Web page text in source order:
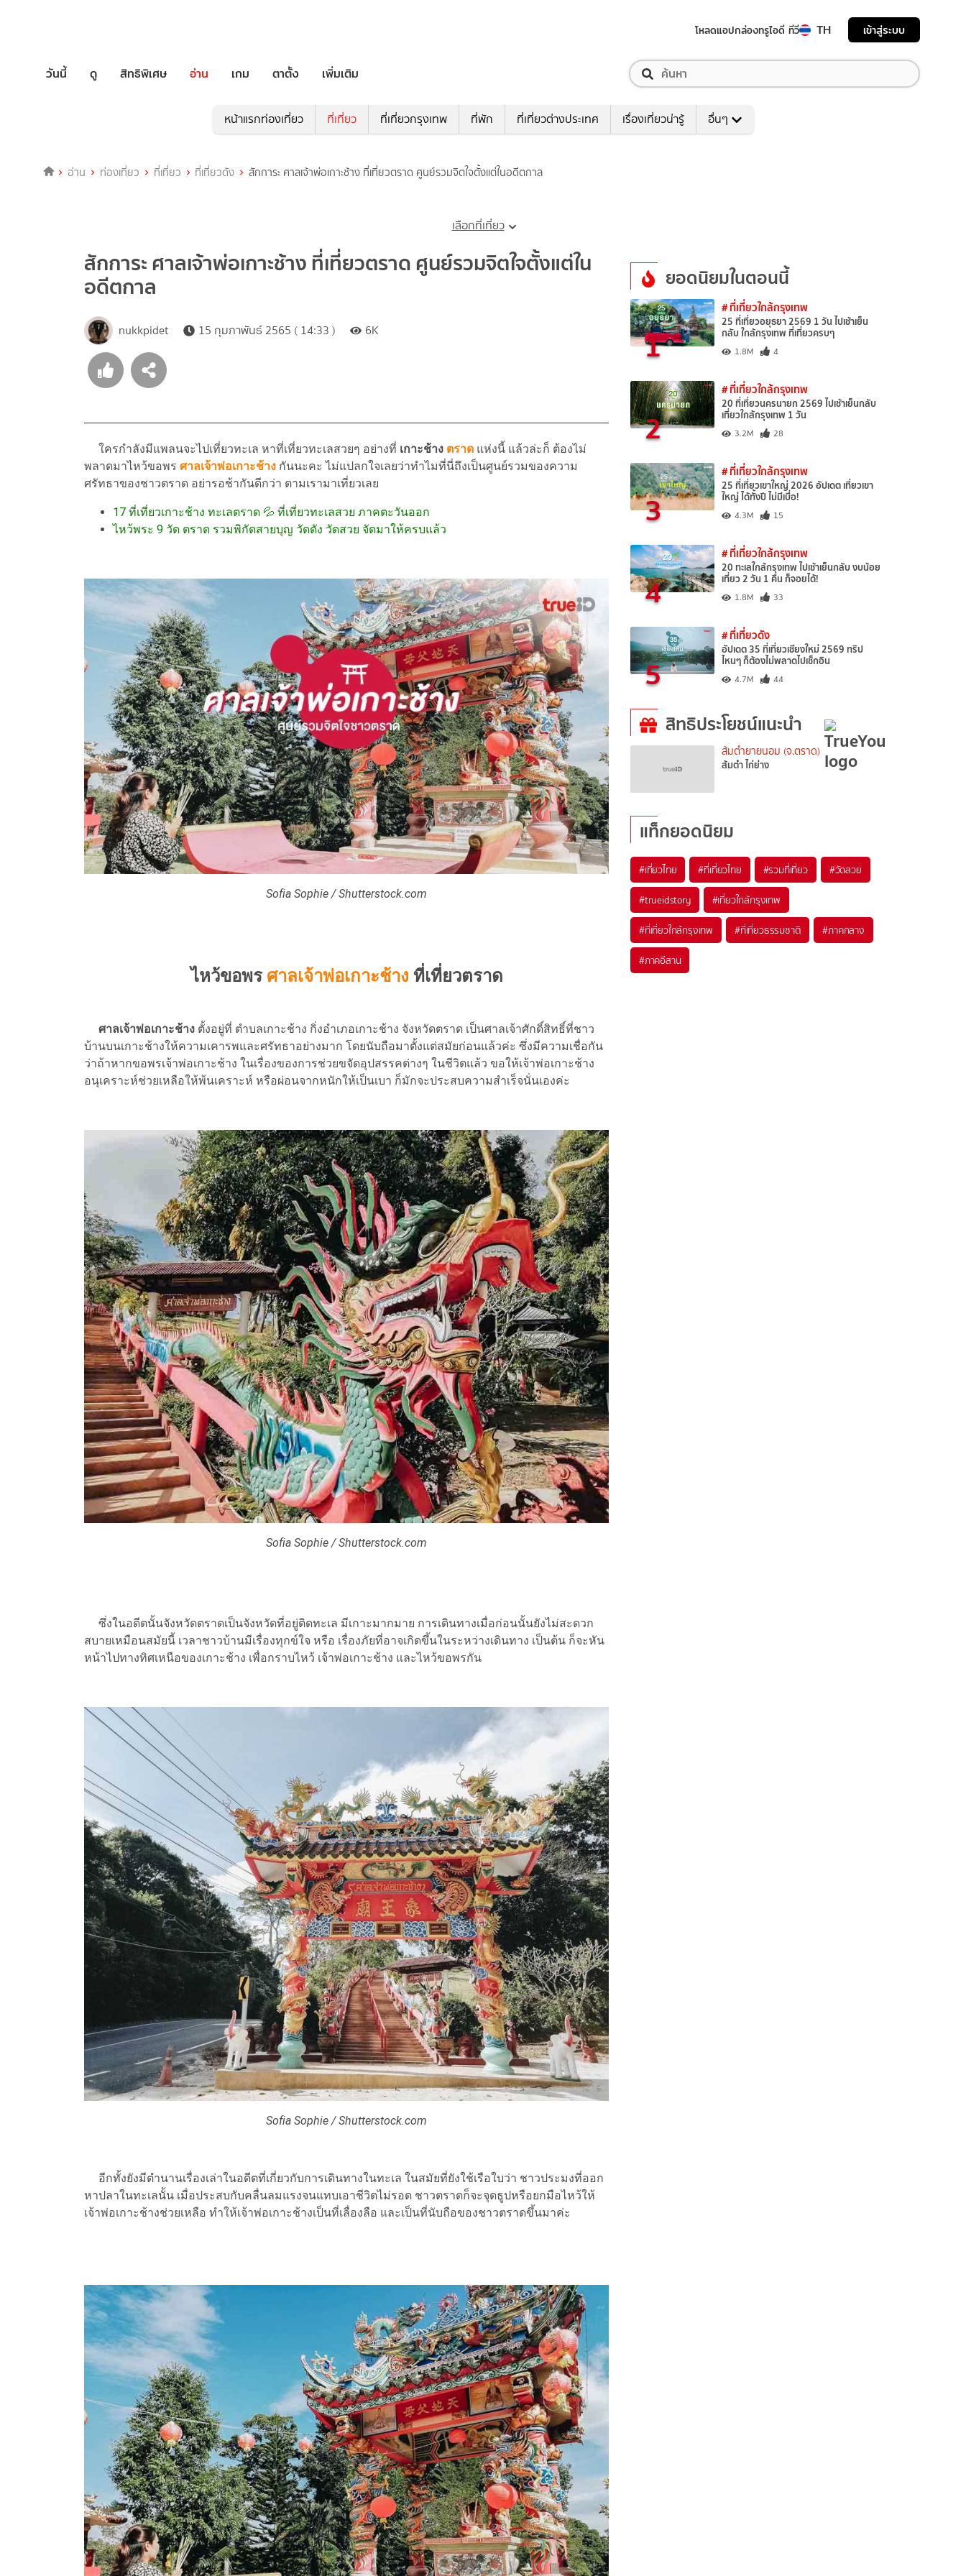
โหลดแอปกล่องทรูไอดี ทีวี TH เข้าสู่ระบบ
วันนี้ ดู สิทธิพิเศษ อ่าน เกม ตาตั้ง เพิ่มเติม
หน้าแรกท่องเที่ยว ที่เที่ยว ที่เที่ยวกรุงเทพ ที่พัก ที่เที่ยวต่างประเทศ เรื่องเที่ยวน่ารู้ อื่นๆ
อ่าน ท่องเที่ยว ที่เที่ยว ที่เที่ยวดัง สักการะ ศาลเจ้าพ่อเกาะช้าง ที่เที่ยวตราด ศูนย์รวมจิตใจตั้งแต่ในอดีตกาล
เลือกที่เที่ยว
สักการะ ศาลเจ้าพ่อเกาะช้าง ที่เที่ยวตราด ศูนย์รวมจิตใจตั้งแต่ใน
อดีตกาล
nukkpidet 15 กุมภาพันธ์ 2565 ( 14:33 ) 6K
ใครกำลังมีแพลนจะไปเที่ยวทะเล หาที่เที่ยวทะเลสวยๆ อย่างที่ เกาะช้าง ตราด แห่งนี้ แล้วล่ะก็ ต้องไม่
พลาดมาไหว้ขอพร ศาลเจ้าพ่อเกาะช้าง กันนะคะ ไม่แปลกใจเลยว่าทำไมที่นี่ถึงเป็นศูนย์รวมของความ
ศรัทธาของชาวตราด อย่ารอช้ากันดีกว่า ตามเรามาเที่ยวเลย
17 ที่เที่ยวเกาะช้าง ทะเลตราด 💦 ที่เที่ยวทะเลสวย ภาคตะวันออก
ไหว้พระ 9 วัด ตราด รวมพิกัดสายบุญ วัดดัง วัดสวย จัดมาให้ครบแล้ว
Sofia Sophie / Shutterstock.com
ไหว้ขอพร ศาลเจ้าพ่อเกาะช้าง ที่เที่ยวตราด
ศาลเจ้าพ่อเกาะช้าง ตั้งอยู่ที่ ตำบลเกาะช้าง กิ่งอำเภอเกาะช้าง จังหวัดตราด เป็นศาลเจ้าศักดิ์สิทธิ์ที่ชาว
บ้านบนเกาะช้างให้ความเคารพและศรัทธาอย่างมาก โดยนับถือมาตั้งแต่สมัยก่อนแล้วค่ะ ซึ่งมีความเชื่อกัน
ว่าถ้าหากขอพรเจ้าพ่อเกาะช้าง ในเรื่องของการช่วยขจัดอุปสรรคต่างๆ ในชีวิตแล้ว ขอให้เจ้าพ่อเกาะช้าง
อนุเคราะห์ช่วยเหลือให้พ้นเคราะห์ หรือผ่อนจากหนักให้เป็นเบา ก็มักจะประสบความสำเร็จนั่นเองค่ะ
Sofia Sophie / Shutterstock.com
ซึ่งในอดีตนั้นจังหวัดตราดเป็นจังหวัดที่อยู่ติดทะเล มีเกาะมากมาย การเดินทางเมื่อก่อนนั้นยังไม่สะดวก
สบายเหมือนสมัยนี้ เวลาชาวบ้านมีเรื่องทุกข์ใจ หรือ เรื่องภัยที่อาจเกิดขึ้นในระหว่างเดินทาง เป็นต้น ก็จะหัน
หน้าไปทางทิศเหนือของเกาะช้าง เพื่อกราบไหว้ เจ้าพ่อเกาะช้าง และไหว้ขอพรกัน
Sofia Sophie / Shutterstock.com
อีกทั้งยังมีตำนานเรื่องเล่าในอดีตที่เกี่ยวกับการเดินทางในทะเล ในสมัยที่ยังใช้เรือใบว่า ชาวประมงที่ออก
หาปลาในทะเลนั้น เมื่อประสบกับคลื่นลมแรงจนแทบเอาชีวิตไม่รอด ชาวตราดก็จะจุดธูปหรือยกมือไหว้ให้
เจ้าพ่อเกาะช้างช่วยเหลือ ทำให้เจ้าพ่อเกาะช้างเป็นที่เลื่องลือ และเป็นที่นับถือของชาวตราดขึ้นมาค่ะ
ยอดนิยมในตอนนี้
1
# ที่เที่ยวใกล้กรุงเทพ
25 ที่เที่ยวอยุธยา 2569 1 วัน ไปเช้าเย็น
กลับ ใกล้กรุงเทพ ที่เที่ยวครบๆ
1.8M 4
2
# ที่เที่ยวใกล้กรุงเทพ
20 ที่เที่ยวนครนายก 2569 ไปเช้าเย็นกลับ
เที่ยวใกล้กรุงเทพ 1 วัน
3.2M 28
3
# ที่เที่ยวใกล้กรุงเทพ
25 ที่เที่ยวเขาใหญ่ 2026 อัปเดต เที่ยวเขา
ใหญ่ ได้ทั้งปี ไม่มีเบื่อ!
4.3M 15
4
# ที่เที่ยวใกล้กรุงเทพ
20 ทะเลใกล้กรุงเทพ ไปเช้าเย็นกลับ งบน้อย
เที่ยว 2 วัน 1 คืน ก็จอยได้!
1.8M 33
5
# ที่เที่ยวดัง
อัปเดต 35 ที่เที่ยวเชียงใหม่ 2569 ทริป
ไหนๆ ก็ต้องไม่พลาดไปเช็กอิน
4.7M 44
สิทธิประโยชน์แนะนำ
ส้มตำยายนอม (จ.ตราด)
ส้มตำ ไก่ย่าง
แท็กยอดนิยม
#เที่ยวไทย #ที่เที่ยวไทย #รวมที่เที่ยว #วัดสวย
#trueidstory #เที่ยวใกล้กรุงเทพ
#ที่เที่ยวใกล้กรุงเทพ #ที่เที่ยวธรรมชาติ #ภาคกลาง
#ภาคอีสาน